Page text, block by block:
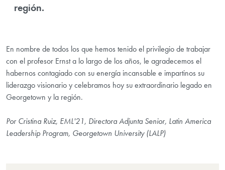
región.
En nombre de todos los que hemos tenido el privilegio de trabajar
con el profesor Ernst a lo largo de los años, le agradecemos el
habernos contagiado con su energía incansable e impartinos su
liderazgo visionario y celebramos hoy su extraordinario legado en
Georgetown y la región.
Por Cristina Ruiz, EML'21, Directora Adjunta Senior, Latin America
Leadership Program, Georgetown University (LALP)